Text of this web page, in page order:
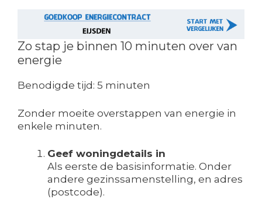
Zo stap je binnen 10 minuten over van
energie
Benodigde tijd: 5 minuten
Zonder moeite overstappen van energie in
enkele minuten.
Geef woningdetails in
Als eerste de basisinformatie. Onder
andere gezinssamenstelling, en adres
(postcode).